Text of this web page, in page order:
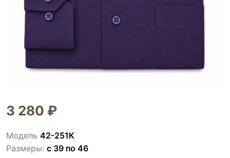
3 280 ₽
Модель 42-251К
Размеры: с 39 по 46